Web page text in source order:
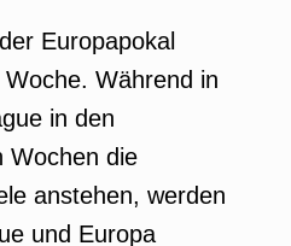
Europapokal
Während in
in den
Wochen die
anstehen, werden
und Europa